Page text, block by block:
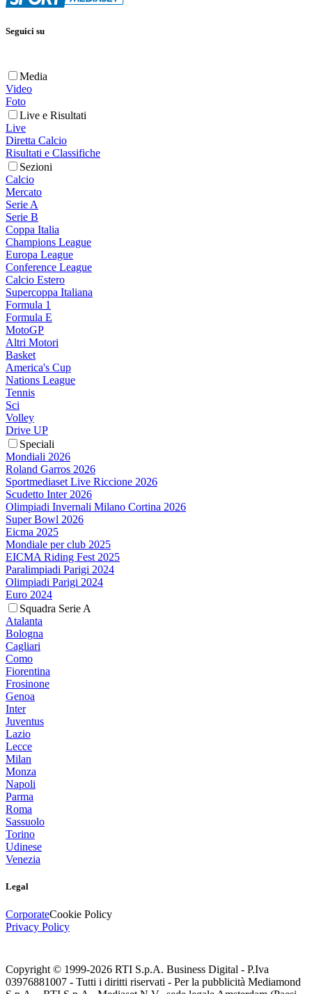
Seguici su
Media
Video
Foto
Live e Risultati
Live
Diretta Calcio
Risultati e Classifiche
Sezioni
Calcio
Mercato
Serie A
Serie B
Coppa Italia
Champions League
Europa League
Conference League
Calcio Estero
Supercoppa Italiana
Formula 1
Formula E
MotoGP
Altri Motori
Basket
America's Cup
Nations League
Tennis
Sci
Volley
Drive UP
Speciali
Mondiali 2026
Roland Garros 2026
Sportmediaset Live Riccione 2026
Scudetto Inter 2026
Olimpiadi Invernali Milano Cortina 2026
Super Bowl 2026
Eicma 2025
Mondiale per club 2025
EICMA Riding Fest 2025
Paralimpiadi Parigi 2024
Olimpiadi Parigi 2024
Euro 2024
Squadra Serie A
Atalanta
Bologna
Cagliari
Como
Fiorentina
Frosinone
Genoa
Inter
Juventus
Lazio
Lecce
Milan
Monza
Napoli
Parma
Roma
Sassuolo
Torino
Udinese
Venezia
Legal
CorporateCookie Policy
Privacy Policy
Copyright © 1999-2026 RTI S.p.A. Business Digital - P.Iva
03976881007 - Tutti i diritti riservati - Per la pubblicità Mediamond